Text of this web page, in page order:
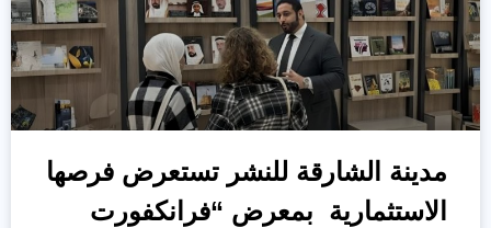
مدينة الشارقة للنشر تستعرض فرصها
الاستثمارية بمعرض “فرانكفورت